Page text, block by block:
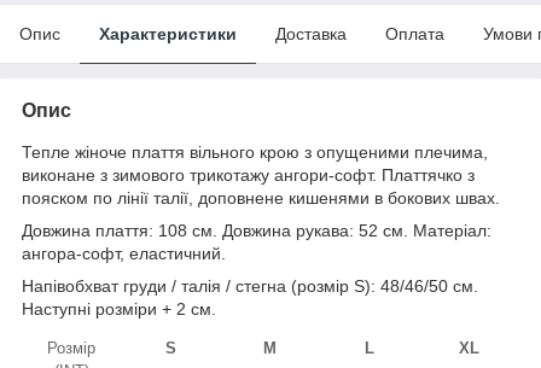
Опис Характеристики Доставка Оплата Умови
Опис
Тепле жіноче плаття вільного крою з опущеними плечима,
виконане з зимового трикотажу ангори-софт. Платтячко з
пояском по лінії талії, доповнене кишенями в бокових швах.
Довжина плаття: 108 см. Довжина рукава: 52 см. Матеріал:
ангора-софт, еластичний.
Напівобхват груди / талія / стегна (розмір S): 48/46/50 см.
Наступні розміри + 2 см.
Розмір
S M L XL